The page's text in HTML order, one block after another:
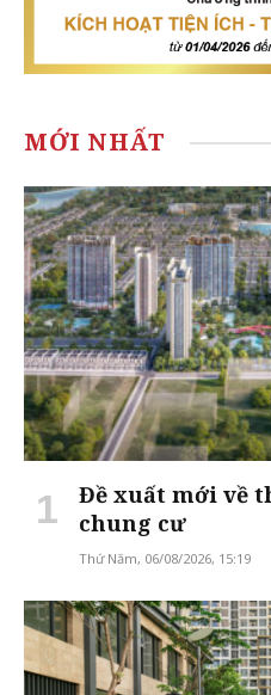
MỚI NHẤT
Đề xuất mới về
chung cư
Thứ Năm, 06/08/2026, 15:19